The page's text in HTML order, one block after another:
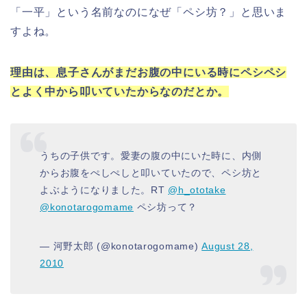
「一平」という名前なのになぜ「ペシ坊？」と思いま
すよね。
理由は、息子さんがまだお腹の中にいる時にペシペシ
とよく中から叩いていたからなのだとか。
うちの子供です。愛妻の腹の中にいた時に、内側
からお腹をぺしぺしと叩いていたので、ペシ坊と
よぶようになりました。RT @h_ototake
@konotarogomame ペシ坊って？
— 河野太郎 (@konotarogomame)August 28,
2010